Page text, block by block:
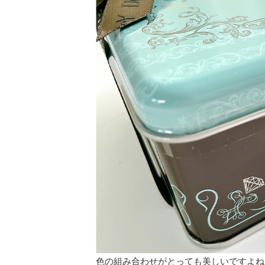
色の組み合わせがとっても美しいですよ